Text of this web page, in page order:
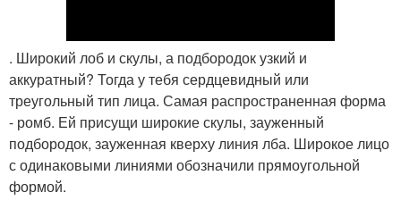
. Широкий лоб и скулы, а подбородок узкий и
аккуратный? Тогда у тебя сердцевидный или
треугольный тип лица. Самая распространенная форма
- ромб. Ей присущи широкие скулы, зауженный
подбородок, зауженная кверху линия лба. Широкое лицо
с одинаковыми линиями обозначили прямоугольной
формой.